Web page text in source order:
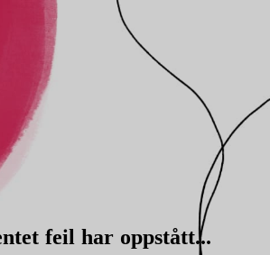
feil har oppstått...